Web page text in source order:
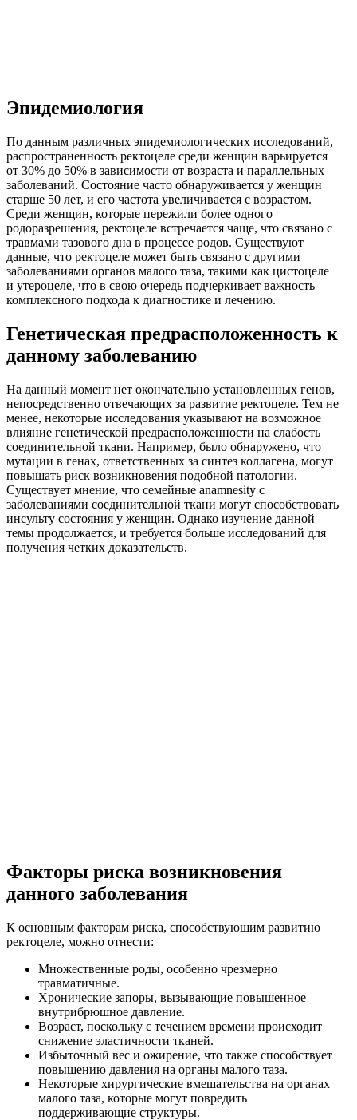
Эпидемиология
По данным различных эпидемиологических исследований,
распространенность ректоцеле среди женщин варьируется
от 30% до 50% в зависимости от возраста и параллельных
заболеваний. Состояние часто обнаруживается у женщин
старше 50 лет, и его частота увеличивается с возрастом.
Среди женщин, которые пережили более одного
родоразрешения, ректоцеле встречается чаще, что связано с
травмами тазового дна в процессе родов. Существуют
данные, что ректоцеле может быть связано с другими
заболеваниями органов малого таза, такими как цистоцеле
и утероцеле, что в свою очередь подчеркивает важность
комплексного подхода к диагностике и лечению.
Генетическая предрасположенность к
данному заболеванию
На данный момент нет окончательно установленных генов,
непосредственно отвечающих за развитие ректоцеле. Тем не
менее, некоторые исследования указывают на возможное
влияние генетической предрасположенности на слабость
соединительной ткани. Например, было обнаружено, что
мутации в генах, ответственных за синтез коллагена, могут
повышать риск возникновения подобной патологии.
Существует мнение, что семейные anamnesity с
заболеваниями соединительной ткани могут способствовать
инсульту состояния у женщин. Однако изучение данной
темы продолжается, и требуется больше исследований для
получения четких доказательств.
Факторы риска возникновения
данного заболевания
К основным факторам риска, способствующим развитию
ректоцеле, можно отнести:
Множественные роды, особенно чрезмерно
травматичные.
Хронические запоры, вызывающие повышенное
внутрибрюшное давление.
Возраст, поскольку с течением времени происходит
снижение эластичности тканей.
Избыточный вес и ожирение, что также способствует
повышению давления на органы малого таза.
Некоторые хирургические вмешательства на органах
малого таза, которые могут повредить
поддерживающие структуры.